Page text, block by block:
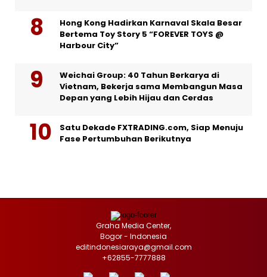
Hong Kong Hadirkan Karnaval Skala Besar
Bertema Toy Story 5 “FOREVER TOYS @
Harbour City”
Weichai Group: 40 Tahun Berkarya di
Vietnam, Bekerja sama Membangun Masa
Depan yang Lebih Hijau dan Cerdas
Satu Dekade FXTRADING.com, Siap Menuju
Fase Pertumbuhan Berikutnya
Graha Media Center,
Bogor - Indonesia
editindonesiaraya@gmail.com
+62855-7777888